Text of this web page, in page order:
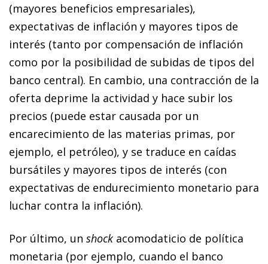
(mayores beneficios empresariales),
expectativas de inflación y mayores tipos de
interés (tanto por compensación de inflación
como por la posibilidad de subidas de tipos del
banco central). En cambio, una contracción de la
oferta deprime la actividad y hace subir los
precios (puede estar causada por un
encarecimiento de las materias primas, por
ejemplo, el petróleo), y se traduce en caídas
bursátiles y mayores tipos de interés (con
expectativas de endurecimiento monetario para
luchar contra la inflación).
Por último, un shock acomodaticio de política
monetaria (por ejemplo, cuando el banco